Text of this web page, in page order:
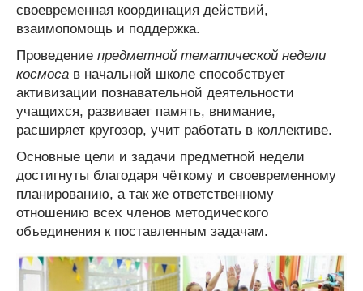
своевременная координация действий,
взаимопомощь и поддержка.
Проведение предметной тематической недели
космоса в начальной школе способствует
активизации познавательной деятельности
учащихся, развивает память, внимание,
расширяет кругозор, учит работать в коллективе.
Основные цели и задачи предметной недели
достигнуты благодаря чёткому и своевременному
планированию, а так же ответственному
отношению всех членов методического
объединения к поставленным задачам.